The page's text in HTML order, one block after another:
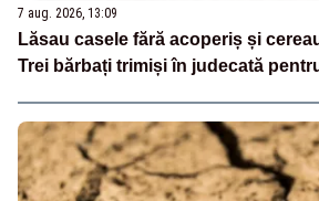
7 aug. 2026, 13:09
Lăsau casele fără acoperiș și
Trei bărbați trimiși în judecată